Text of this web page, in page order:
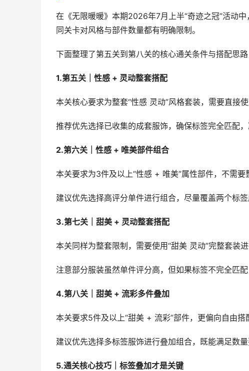
在《无限暖暖》本期2026年7月上半“奇迹之冠”活动
同关卡对风格与部件数量都有明确限制。
下面整理了第五关到第八关的核心通关条件与搭配思
1.第五关｜性感 + 灵动整套搭配
本关核心要求为整套“性感 灵动”风格套装，需要直接
推荐优先选择已收集的成套服饰，确保标签完全匹配，
2.第六关｜性感 + 唯美部件组合
本关要求为3件及以上“性感 + 唯美”属性部件，不需要
建议优先选择高评分单件进行组合，尽量覆盖两个标签
3.第七关｜甜美 + 灵动整套搭配
本关同样为整套限制，需要使用“甜美 灵动”完整套装进
注意部分服装虽然单件评分高，但如果标签不完全匹配
4.第八关｜甜美 + 流彩多件叠加
本关要求5件及以上“甜美 + 流彩”部件，更偏向自由搭
建议优先选择多标签服饰进行叠加组合，既能满足数
5.通关核心技巧｜标签叠加才是关键